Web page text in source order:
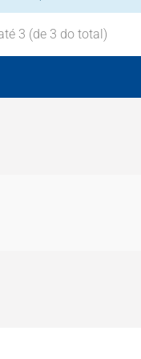
3 (de 3 do total)